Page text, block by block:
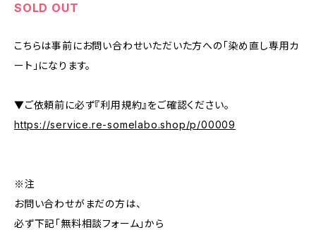
SOLD OUT
こちらは事前にお問い合わせいただいた方への「染め直し専用カ
ート」になります。
▼ご依頼前に必ず『利用規約』をご確認ください。
https://service.re-somelabo.shop/p/00009
※注
お問い合わせがまだの方は、
必ず下記「無料相談フォーム」から